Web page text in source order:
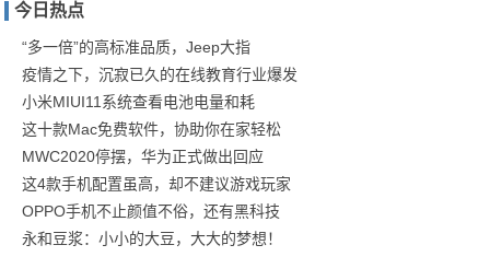
本
必
买
的
五
款
零
食
今日热点
“多一倍”的高标准品质，Jeep大指
疫情之下，沉寂已久的在线教育行业爆发
小米MIUI11系统查看电池电量和耗
这十款Mac免费软件，协助你在家轻松
MWC2020停摆，华为正式做出回应
这4款手机配置虽高，却不建议游戏玩家
OPPO手机不止颜值不俗，还有黑科技
永和豆浆：小小的大豆，大大的梦想！